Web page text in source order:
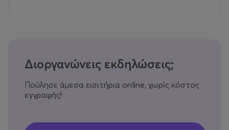
Διοργανώνεις εκδηλώσεις;
Πούλησε άμεσα εισιτήρια online, χωρίς κόστος
εγγραφής!